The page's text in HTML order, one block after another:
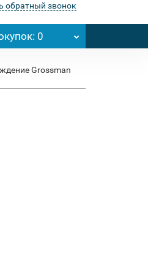
обратный звонок
: 0
Grossman